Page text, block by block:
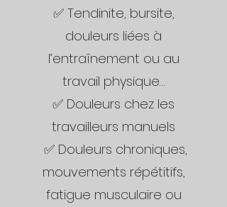
✅ Tendinite, bursite,
douleurs liées à
l’entraînement ou au
travail physique…
✅ Douleurs chez les
travailleurs manuels
✅ Douleurs chroniques,
mouvements répétitifs,
fatigue musculaire ou